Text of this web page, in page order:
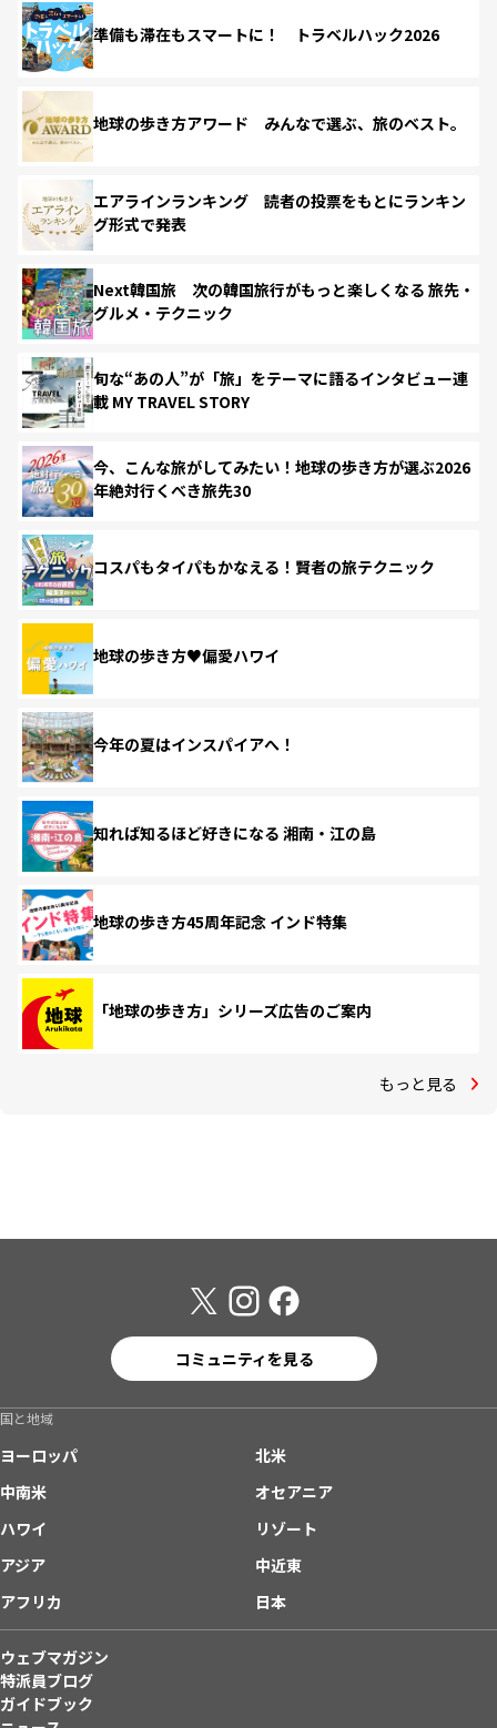
準備も滞在もスマートに！ トラベルハック2026
地球の歩き方アワード みんなで選ぶ、旅のベスト。
エアラインランキング 読者の投票をもとにランキン
グ形式で発表
Next韓国旅 次の韓国旅行がもっと楽しくなる 旅先・
グルメ・テクニック
旬な“あの人”が「旅」をテーマに語るインタビュー連
載 MY TRAVEL STORY
今、こんな旅がしてみたい！地球の歩き方が選ぶ2026
年絶対行くべき旅先30
コスパもタイパもかなえる！賢者の旅テクニック
地球の歩き方♥偏愛ハワイ
今年の夏はインスパイアへ！
知れば知るほど好きになる 湘南・江の島
地球の歩き方45周年記念 インド特集
「地球の歩き方」シリーズ広告のご案内
もっと見る
コミュニティを見る
国と地域
ヨーロッパ
北米
中南米
オセアニア
ハワイ
リゾート
アジア
中近東
アフリカ
日本
ウェブマガジン
特派員ブログ
ガイドブック